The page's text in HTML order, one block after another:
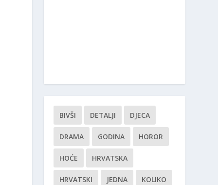
BIVŠI DETALJI DJECA
DRAMA GODINA HOROR
HOĆE HRVATSKA
HRVATSKI JEDNA KOLIKO